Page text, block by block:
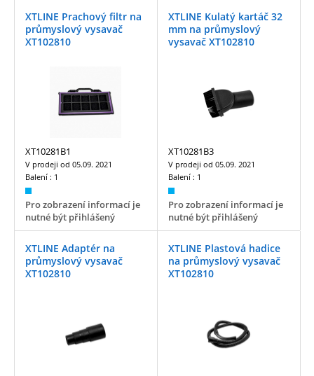
XTLINE Prachový filtr na
průmyslový vysavač
XT102810
XT10281B1
V prodeji od 05.09. 2021
Balení : 1
Pro zobrazení informací je
nutné být přihlášený
XTLINE Kulatý kartáč 32
mm na průmyslový
vysavač XT102810
XT10281B3
V prodeji od 05.09. 2021
Balení : 1
Pro zobrazení informací je
nutné být přihlášený
XTLINE Adaptér na
průmyslový vysavač
XT102810
XTLINE Plastová hadice
na průmyslový vysavač
XT102810